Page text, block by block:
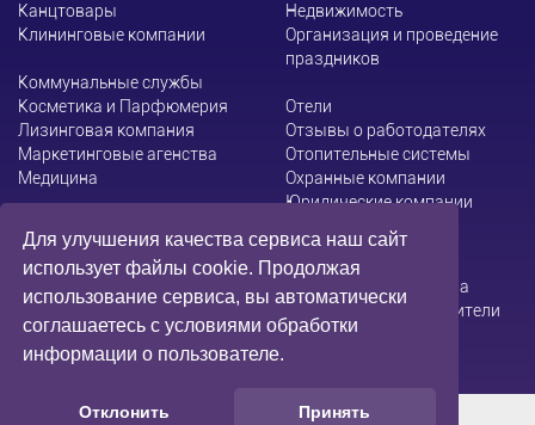
Для улучшения качества сервиса наш сайт
использует файлы cookie. Продолжая
использование сервиса, вы автоматически
соглашаетесь с условиями обработки
информации о пользователе.
Отклонить Принять
Канцтовары
Клининговые компании
Коммунальные службы
Косметика и Парфюмерия
Лизинговая компания
Маркетинговые агенства
Медицина
Недвижимость
Организация и проведение
праздников
Отели
Отзывы о работодателях
Отопительные системы
Охранные компании
Юридические компании
Администрация сайта не несет ответственности за
содержание информации, которую размещают посетители